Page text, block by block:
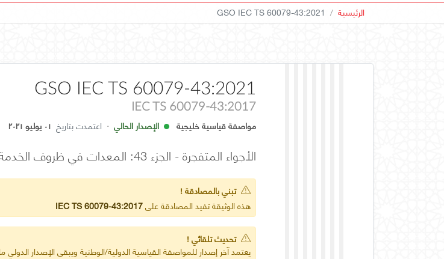
الرئيسية GSO IEC TS 60079-43:2021
GSO IEC TS 60079-43:2021
IEC TS 60079-43:2017
مواصفة قياسية خليجية الإصدار الحالي · اعتمدت بتاريخ ٠١ يوليو ٢٠٢١
الأجواء المتفجرة - الجزء 43: المعدات في ظروف الخدمة المعاكسة/المخالفة
تبني بالمصادقة !
هذه الوثيقة تفيد المصادقة علىIEC TS 60079-43:2017
تحديث تلقائي !
يعتمد آخر إصدار للمواصفة القياسية الدولية/الوطنية ويبقى الإصدار